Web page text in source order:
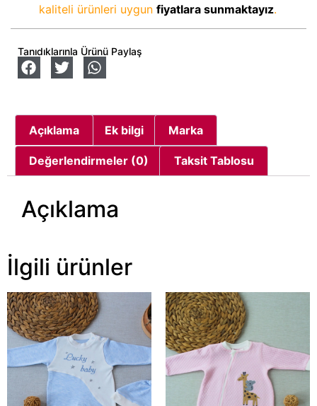
kaliteli ürünleri uygun fiyatlara sunmaktayız.
Tanıdıklarınla Ürünü Paylaş
Açıklama Ek bilgi Marka
Değerlendirmeler (0) Taksit Tablosu
Açıklama
İlgili ürünler